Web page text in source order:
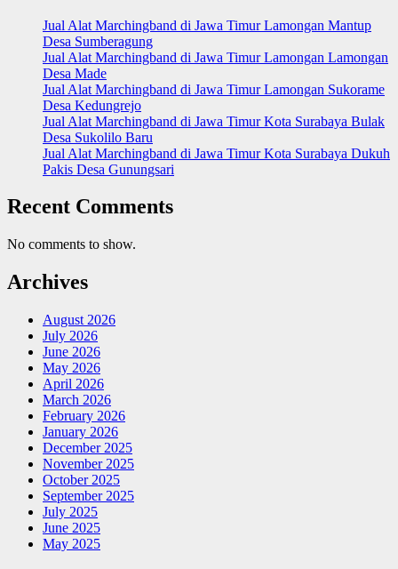
Jual Alat Marchingband di Jawa Timur Lamongan Mantup
Desa Sumberagung
Jual Alat Marchingband di Jawa Timur Lamongan Lamongan
Desa Made
Jual Alat Marchingband di Jawa Timur Lamongan Sukorame
Desa Kedungrejo
Jual Alat Marchingband di Jawa Timur Kota Surabaya Bulak
Desa Sukolilo Baru
Jual Alat Marchingband di Jawa Timur Kota Surabaya Dukuh
Pakis Desa Gunungsari
Recent Comments
No comments to show.
Archives
August 2026
July 2026
June 2026
May 2026
April 2026
March 2026
February 2026
January 2026
December 2025
November 2025
October 2025
September 2025
July 2025
June 2025
May 2025